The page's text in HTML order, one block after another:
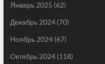
Январь 2025 (62)
Декабрь 2024(70)
Ноябрь 2024(67)
Октябрь 2024(118)